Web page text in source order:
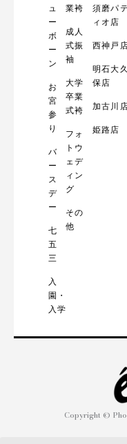
ュ
ー
ボ
ー
ン
お
宮
参
り
バ
ー
ス
デ
ー
七
五
三
入
園・
入学
業袴
成人
式振
袖
大学
卒業
式袴
フォ
トウ
ェデ
ィン
グ
その
他
須磨パテ
ィオ店
西神戸
明石大久
保店
加古川
姫路店
Copyright ©